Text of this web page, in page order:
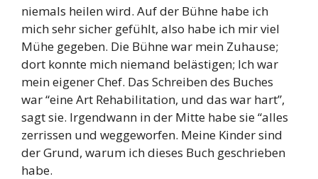
niemals heilen wird. Auf der Bühne habe ich
mich sehr sicher gefühlt, also habe ich mir viel
Mühe gegeben. Die Bühne war mein Zuhause;
dort konnte mich niemand belästigen; Ich war
mein eigener Chef. Das Schreiben des Buches
war “eine Art Rehabilitation, und das war hart”,
sagt sie. Irgendwann in der Mitte habe sie “alles
zerrissen und weggeworfen. Meine Kinder sind
der Grund, warum ich dieses Buch geschrieben
habe.